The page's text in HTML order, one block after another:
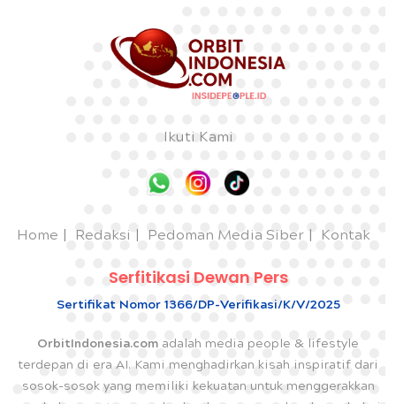
Ikuti Kami
Home Redaksi Pedoman Media Siber Kontak
Serfitikasi Dewan Pers
Sertifikat Nomor 1366/DP-Verifikasi/K/V/2025
OrbitIndonesia.com adalah media people & lifestyle
terdepan di era AI. Kami menghadirkan kisah inspiratif dari
sosok-sosok yang memiliki kekuatan untuk menggerakkan